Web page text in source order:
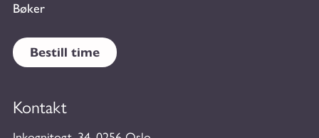
Bøker
Bestill time
Kontakt